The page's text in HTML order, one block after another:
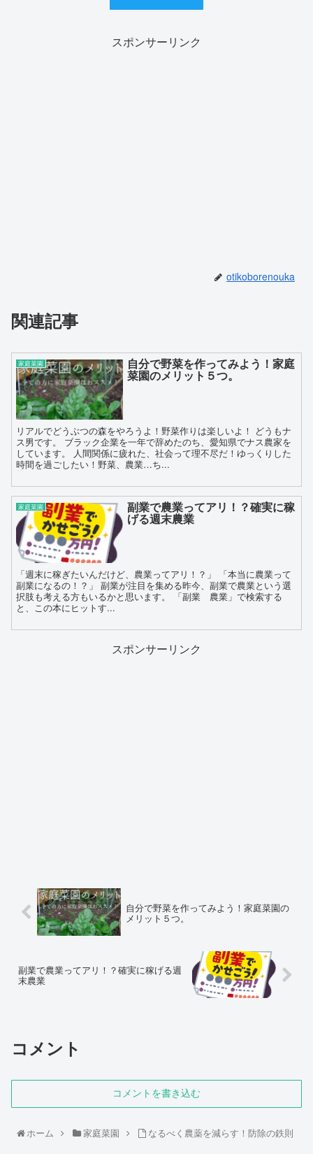
スポンサーリンク
otikoborenouka
関連記事
家庭菜園 自分で野菜を作ってみよう！家庭
菜園のメリット５つ。
リアルでどうぶつの森をやろうよ！野菜作りは楽しいよ！ どうもナ
ス男です。 ブラック企業を一年で辞めたのち、愛知県でナス農家を
しています。 人間関係に疲れた、社会って理不尽だ！ゆっくりした
時間を過ごしたい！野菜、農業…ち...
家庭菜園 副業で農業ってアリ！？確実に稼
げる週末農業
「週末に稼ぎたいんだけど、農業ってアリ！？」 「本当に農業って
副業になるの！？」 副業が注目を集める昨今、副業で農業という選
択肢も考える方もいるかと思います。 「副業 農業」で検索する
と、この本にヒットす...
スポンサーリンク
自分で野菜を作ってみよう！家庭菜園の
メリット５つ。
副業で農業ってアリ！？確実に稼げる週
末農業
コメント
コメントを書き込む
ホーム 家庭菜園 なるべく農薬を減らす！防除の鉄則